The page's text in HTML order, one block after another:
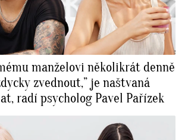
manželovi několikrát denně
zvednout,” je naštvaná
radí psycholog Pavel Pařízek